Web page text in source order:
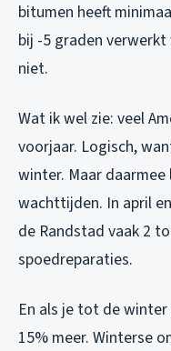
bitumen heeft
bij -5 graden
niet.
Wat ik wel zie: veel
voorjaar. Logisch,
winter. Maar
wachttijden. In april
de Randstad vaak 2
spoedreparaties.
En als je tot de
15% meer. Winterse